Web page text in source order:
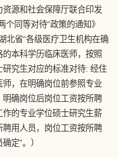
源和社会保障厅联合印发
个同等对待”政策的通知》
北省“各级医疗卫生机构在确
本科学历临床医师，按照
研究生对应的标准对待: 经住
，在明确岗位前参照专业
确岗位后岗位工资按所聘
的专业学位硕士研究生薪
用人员，岗位工资按所聘
定”。）